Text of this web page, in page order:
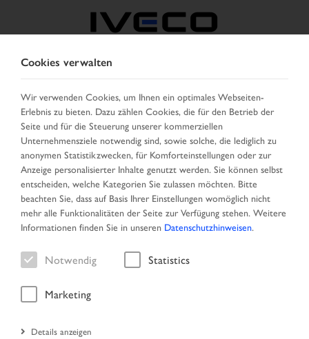
BELGIEN
LAND AUSWÄHLEN SPRACHE ÄNDERN
Toggle
navigation
MENU
Fahrzeug
Startseite Suche
Cookies verwalten
Wir verwenden Cookies, um Ihnen ein optimales Webseiten-
Erlebnis zu bieten. Dazu zählen Cookies, die für den Betrieb der
Seite und für die Steuerung unserer kommerziellen
Unternehmensziele notwendig sind, sowie solche, die lediglich zu
anonymen Statistikzwecken, für Komforteinstellungen oder zur
Anzeige personalisierter Inhalte genutzt werden. Sie können selbst
entscheiden, welche Kategorien Sie zulassen möchten. Bitte
beachten Sie, dass auf Basis Ihrer Einstellungen womöglich nicht
mehr alle Funktionalitäten der Seite zur Verfügung stehen. Weitere
Informationen finden Sie in unseren Datenschutzhinweisen.
Notwendig Statistics
Marketing
Details anzeigen